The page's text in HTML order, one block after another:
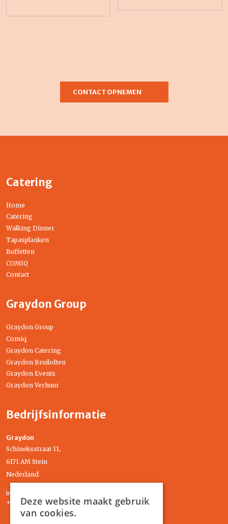
CONTACT OPNEMEN
Catering
Home
Catering
Walking Dinner
Tapasplanken
Buffetten
COMIQ
Contact
Graydon Group
Graydon Group
Comiq
Graydon Catering
Graydon Bruiloften
Graydon Events
Graydon Verhuur
Bedrijfsinformatie
Graydon
Schineksstraat 11,
6171 AM Stein
Nederland
info@graydonevents.nl
+316 11435859
Deze website maakt gebruik
van cookies.